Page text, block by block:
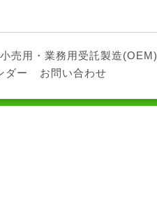
小売用・業務用受託製造(OEM)
ダー お問い合わせ